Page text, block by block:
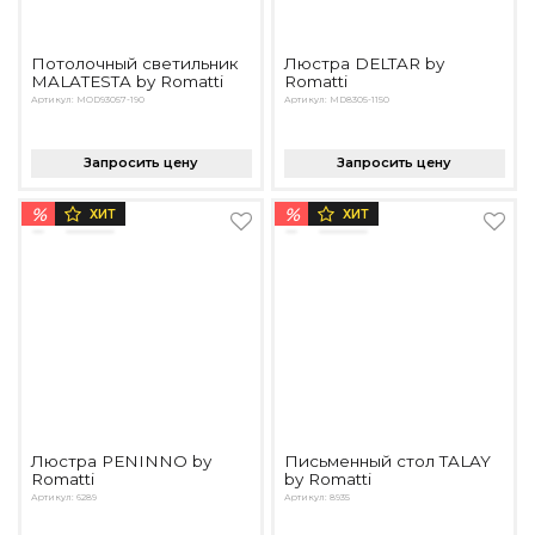
Потолочный светильник
MALATESTA by Romatti
Артикул: MOD93057-190
Запросить цену
Люстра DELTAR by
Romatti
Артикул: MD8305-1150
Запросить цену
% ХИТ
Люстра PENINNO by
Romatti
Артикул: 6289
% ХИТ
Письменный стол TALAY
by Romatti
Артикул: 8935